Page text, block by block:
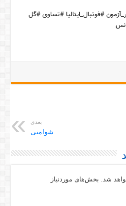
#فوتبال_ایتالیا #تساوی #گل
بعدی
شوامنی
شد.
بخش‌های موردنیاز